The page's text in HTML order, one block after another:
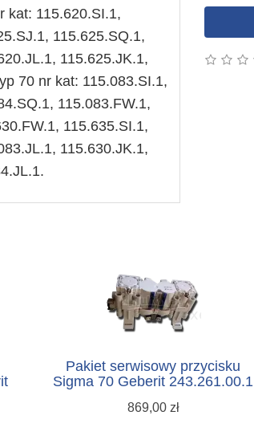
kat: 115.620.SI.1,
115.625.SQ.1,
115.625.JK.1,
70 nr kat: 115.083.SI.1,
115.083.FW.1,
115.635.SI.1,
115.630.JK.1,
Pakiet serwisowy przycisku
Sigma 70 Geberit 243.261.00.1
869,00 zł